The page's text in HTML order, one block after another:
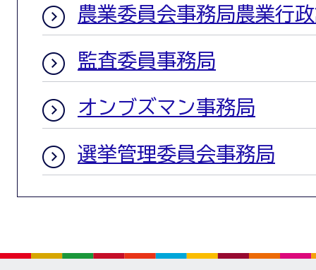
農業委員会事務局農業行
監査委員事務局
オンブズマン事務局
選挙管理委員会事務局